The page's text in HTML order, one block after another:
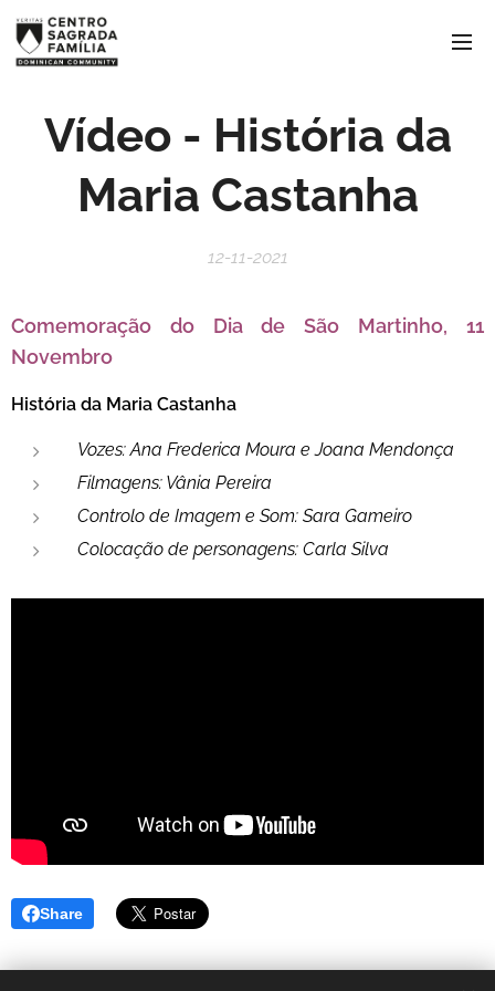
Vídeo - História da
Maria Castanha
12-11-2021
Comemoração do Dia de São Martinho, 11
Novembro
História da Maria Castanha
Vozes: Ana Frederica Moura e Joana Mendonça
Filmagens: Vânia Pereira
Controlo de Imagem e Som: Sara Gameiro
Colocação de personagens: Carla Silva
Share